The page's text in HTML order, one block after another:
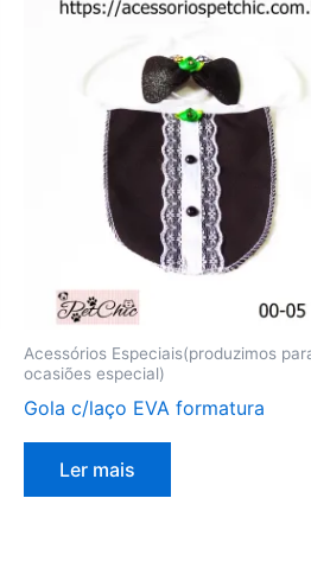
Acessórios Especiais(produzimos
ocasiões especial)
Gola c/laço EVA formatura
Ler mais